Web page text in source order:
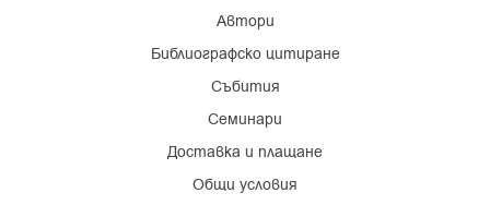
Автори
Библиографско цитиране
Събития
Семинари
Доставка и плащане
Общи условия